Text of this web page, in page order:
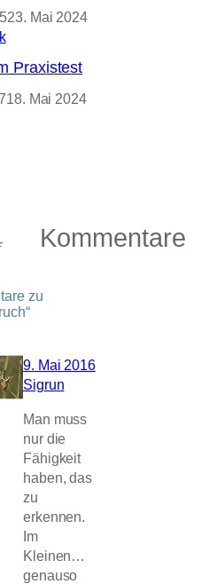
23. Mai 2024
Praxistest
18. Mai 2024
Kommentare
zu
9. Mai 2016
Sigrun
Man muss
nur die
Fähigkeit
haben, das
zu
erkennen.
Im
Kleinen…
genauso